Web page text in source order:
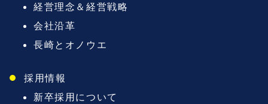
経営理念＆経営戦略
会社沿革
長崎とオノウエ
採用情報
新卒採用について